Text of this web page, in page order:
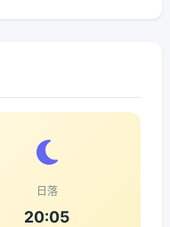
日落
20:05